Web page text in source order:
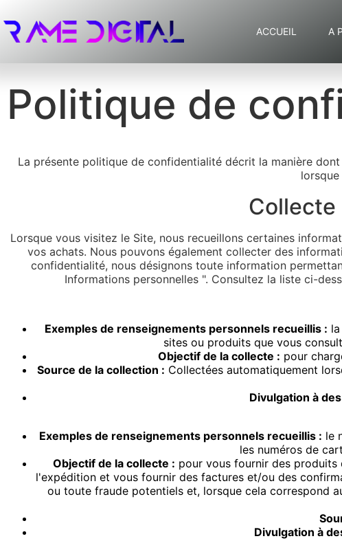
ACCUEIL A
Politique de
La présente politique de confidentialité décrit la manière
Collecte
Lorsque vous visitez le Site, nous recueillons certaines
vos achats. Nous pouvons également collecter des
confidentialité, nous désignons toute information
Informations personnelles ". Consultez la liste ci-
Exemples de renseignements personnels recueillis :
sites ou produits que vous
Objectif de la collecte : pour
Source de la collection : Collectées automatiquement
Divulgation à
Exemples de renseignements personnels recueillis : le
les numéros de
Objectif de la collecte : pour vous fournir des
l'expédition et vous fournir des factures et/ou des
ou toute fraude potentiels et, lorsque cela correspond
Divulgation à